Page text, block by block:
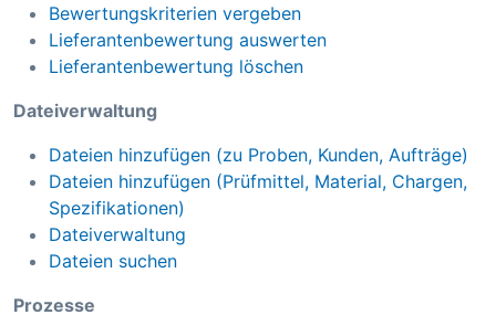
Bewertungskriterien vergeben
Lieferantenbewertung auswerten
Lieferantenbewertung löschen
Dateiverwaltung
Dateien hinzufügen (zu Proben, Kunden, Aufträge)
Dateien hinzufügen (Prüfmittel, Material, Chargen,
Spezifikationen)
Dateiverwaltung
Dateien suchen
Prozesse